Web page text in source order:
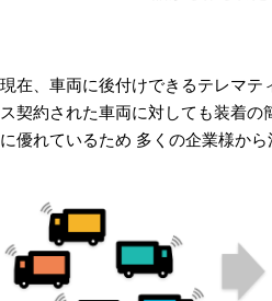
現在、車両に後付けできるテレマテ
ス契約された車両に対しても装着の
に優れているため 多くの企業様から